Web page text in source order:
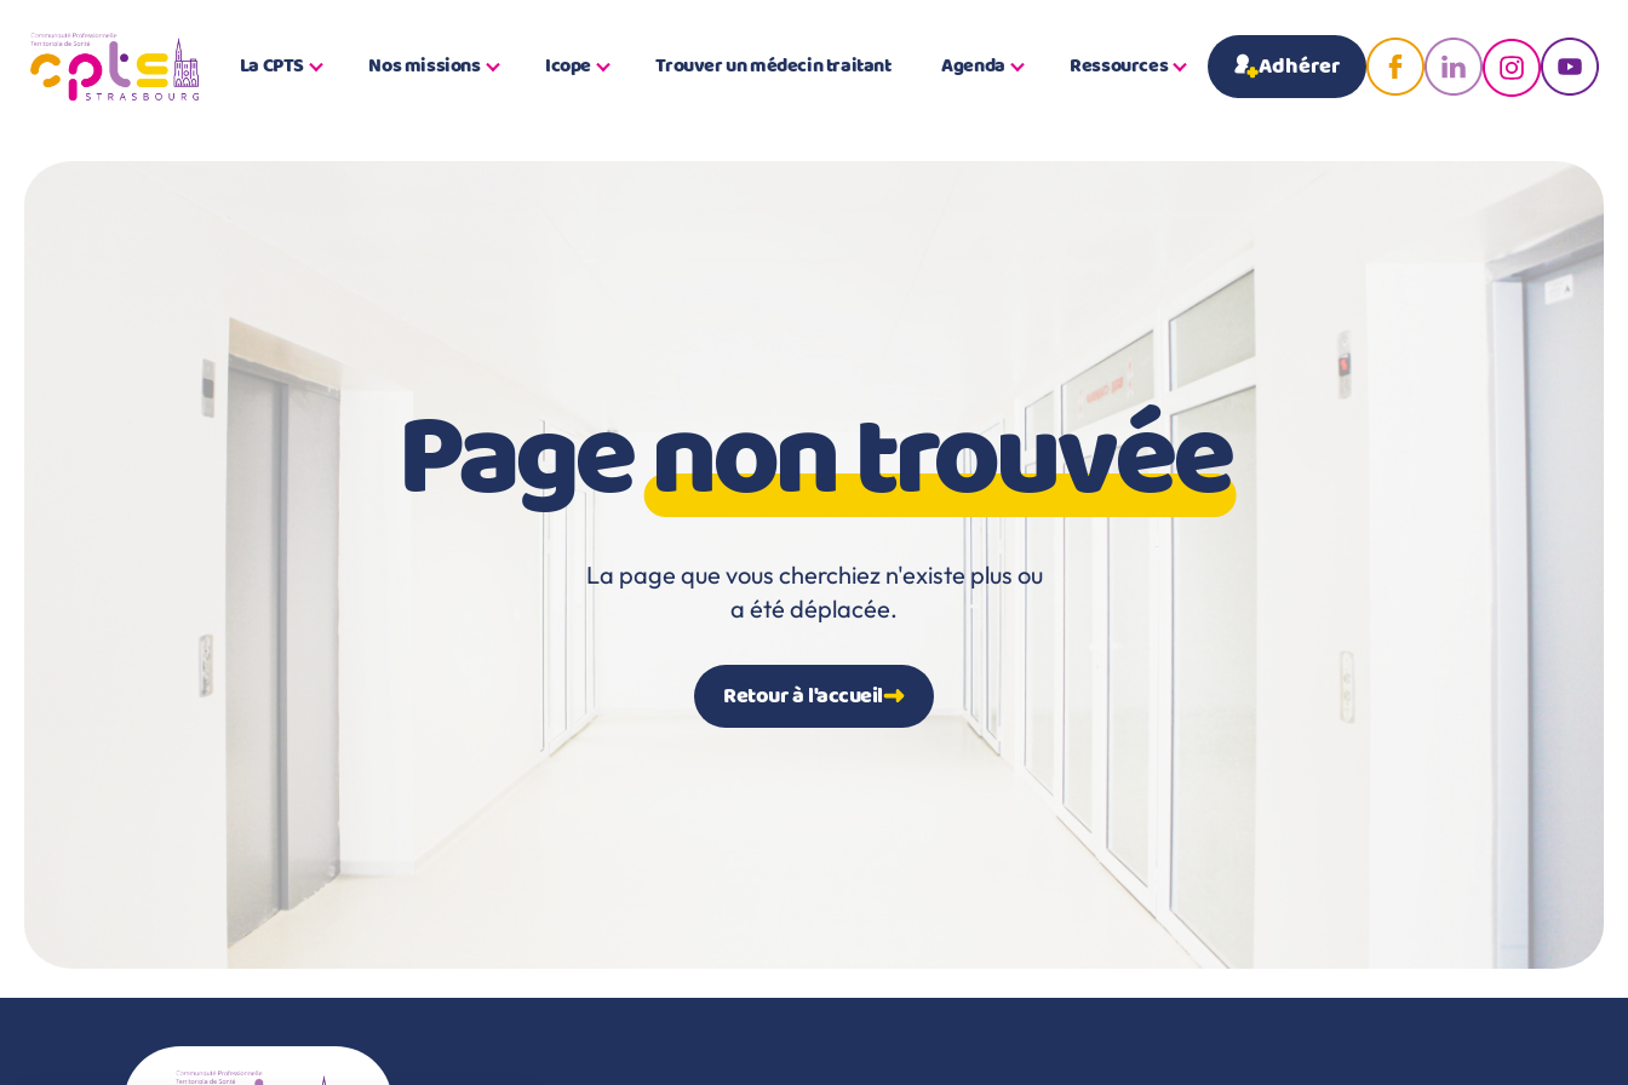
La CPTS Nos missions Icope Trouver un médecin traitant Agenda Ressources Adhérer
Pagenon trouvée
La page que vous cherchiez n'existe plus ou
a été déplacée.
Retour à l'accueil